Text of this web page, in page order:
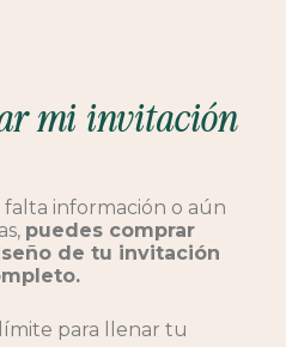
mi invitación
falta información o aún
puedes comprar
de tu invitación
para llenar tu